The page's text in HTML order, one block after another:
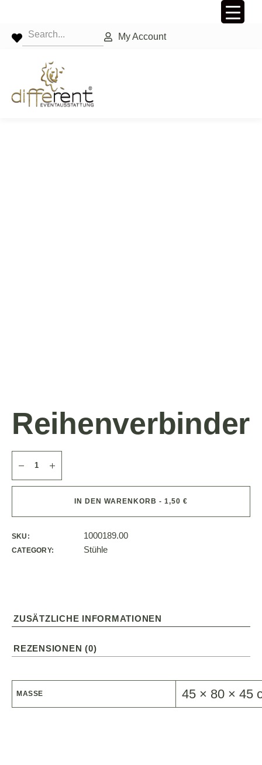
My Account
Reihenverbinder
IN DEN WARENKORB - 1,50 €
SKU: 1000189.00
CATEGORY: Stühle
ZUSÄTZLICHE INFORMATIONEN
REZENSIONEN (0)
MASSE 45 × 80 × 45